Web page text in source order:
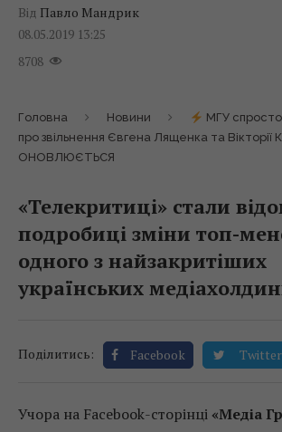
Від Павло Мандрик
08.05.2019 13:25
8708
Головна Новини
МГУ
про звільнення Євгена Лященка та Вікторії
ОНОВЛЮЄТЬСЯ
«Телекритиці» стали
подробиці зміни топ-
одного з найзакритіших
українських
Поділитись: Facebook Twitter
Учора на Facebook-сторінці «Медіа